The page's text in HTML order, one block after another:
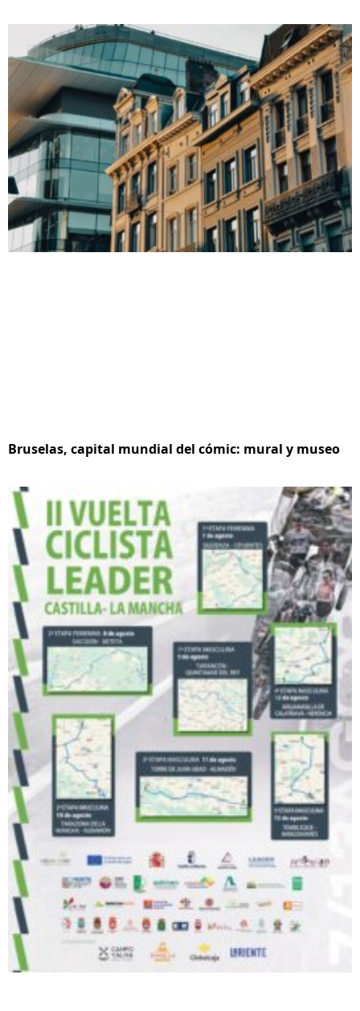
Bruselas, capital mundial del cómic: mural y museo